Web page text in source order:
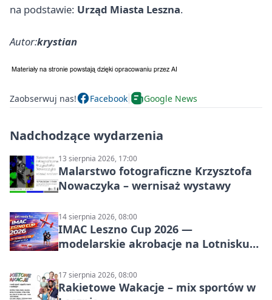
na podstawie: Urząd Miasta Leszna.
Autor:krystian
Zaobserwuj nas! Facebook Google News
Nadchodzące wydarzenia
13 sierpnia 2026, 17:00
Malarstwo fotograficzne Krzysztofa
Nowaczyka – wernisaż wystawy
14 sierpnia 2026, 08:00
IMAC Leszno Cup 2026 —
modelarskie akrobacje na Lotnisku
17 sierpnia 2026, 08:00
Rakietowe Wakacje – mix sportów w